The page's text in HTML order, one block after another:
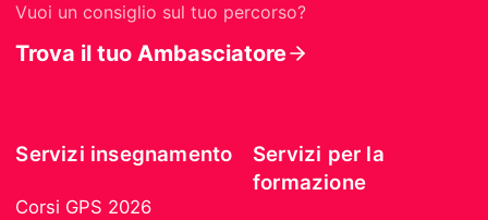
Vuoi un consiglio sul tuo percorso?
Trova il tuo Ambasciatore
Servizi insegnamento
Corsi GPS 2026
Servizi per la
formazione